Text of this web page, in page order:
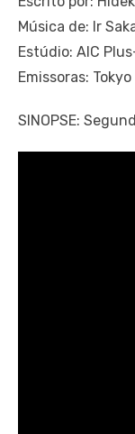
Música de: Ir
Estúdio: AIC
Emissoras: Tokyo
SINOPSE: